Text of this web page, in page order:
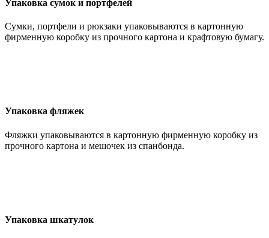
Упаковка сумок и портфелей
Сумки, портфели и рюкзаки упаковываются в картонную
фирменную коробку из прочного картона и крафтовую бумагу.
Упаковка фляжек
Фляжки упаковываются в картонную фирменную коробку из
прочного картона и мешочек из спанбонда.
Упаковка шкатулок